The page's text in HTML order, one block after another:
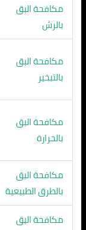
مكافحة البق
بالرش
مكافحة البق
بالتبخير
مكافحة البق
بالحرارة
مكافحة البق
بالطرق الطبيعية
مكافحة البق